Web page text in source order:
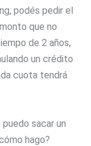
podés pedir el
que no
de 2 años,
un crédito
cuota tendrá
sacar un
hago?